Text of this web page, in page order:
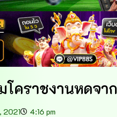
คราชงานหดจา
4:16 pm